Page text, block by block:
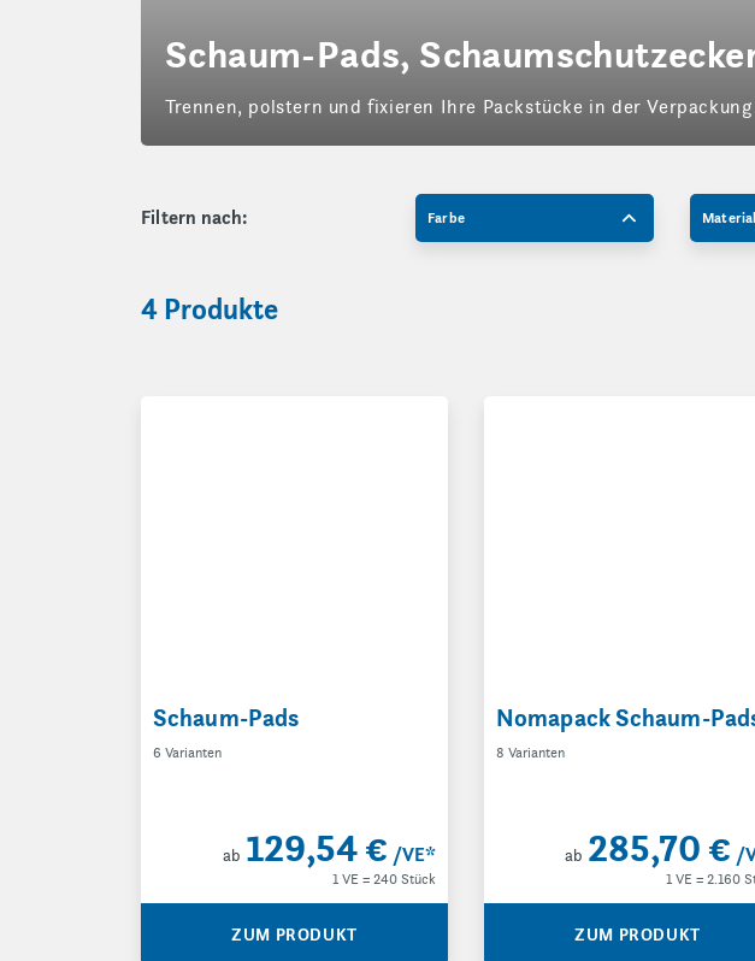
Schaum-Pads,
Trennen, polstern und fixieren Ihre Packstücke in der
Filtern nach: Farbe Material
4 Produkte
Schaum-Pads
6 Varianten
ab 129,54 € /VE*
1 VE = 240 Stück
ZUM PRODUKT
Nomapack Schaum-
8 Varianten
ab 285,70 € /
1 VE = 2.160
ZUM PRODUKT